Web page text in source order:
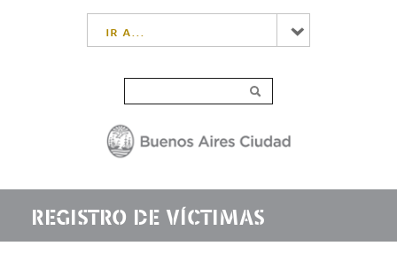
ir a...
REGISTRO DE VÍCTIMAS